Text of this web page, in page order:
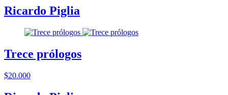
Ricardo Piglia
Trece prólogos
$20.000